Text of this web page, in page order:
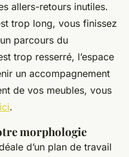
allers-retours inutiles.
trop long, vous finissez
parcours du
trop resserré, l’espace
un accompagnement
de vos meubles, vous
.
morphologie
d’un plan de travail